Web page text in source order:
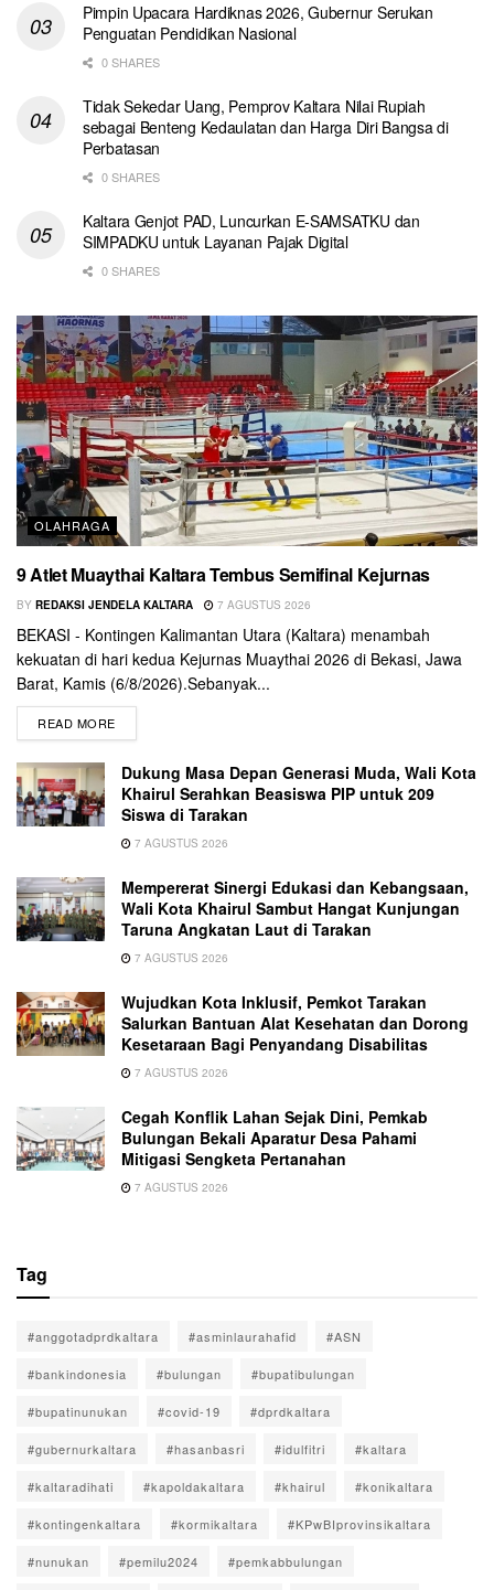
Pimpin Upacara Hardiknas 2026, Gubernur Serukan
Penguatan Pendidikan Nasional
0 SHARES
Tidak Sekedar Uang, Pemprov Kaltara Nilai Rupiah
sebagai Benteng Kedaulatan dan Harga Diri Bangsa di
Perbatasan
0 SHARES
Kaltara Genjot PAD, Luncurkan E-SAMSATKU dan
SIMPADKU untuk Layanan Pajak Digital
0 SHARES
OLAHRAGA
9 Atlet Muaythai Kaltara Tembus Semifinal Kejurnas
BY REDAKSI JENDELA KALTARA 7 AGUSTUS 2026
BEKASI - Kontingen Kalimantan Utara (Kaltara) menambah
kekuatan di hari kedua Kejurnas Muaythai 2026 di Bekasi, Jawa
Barat, Kamis (6/8/2026).Sebanyak...
READ MORE
Dukung Masa Depan Generasi Muda, Wali Kota
Khairul Serahkan Beasiswa PIP untuk 209
Siswa di Tarakan
7 AGUSTUS 2026
Mempererat Sinergi Edukasi dan Kebangsaan,
Wali Kota Khairul Sambut Hangat Kunjungan
Taruna Angkatan Laut di Tarakan
7 AGUSTUS 2026
Wujudkan Kota Inklusif, Pemkot Tarakan
Salurkan Bantuan Alat Kesehatan dan Dorong
Kesetaraan Bagi Penyandang Disabilitas
7 AGUSTUS 2026
Cegah Konflik Lahan Sejak Dini, Pemkab
Bulungan Bekali Aparatur Desa Pahami
Mitigasi Sengketa Pertanahan
7 AGUSTUS 2026
Tag
#anggotadprdkaltara #asminlaurahafid #ASN
#bankindonesia #bulungan #bupatibulungan
#bupatinunukan #covid-19 #dprdkaltara
#gubernurkaltara #hasanbasri #idulfitri #kaltara
#kaltaradihati #kapoldakaltara #khairul #konikaltara
#kontingenkaltara #kormikaltara #KPwBIprovinsikaltara
#nunukan #pemilu2024 #pemkabbulungan